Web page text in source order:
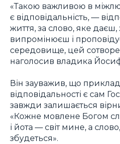
«Такою важливою в
є відповідальність, —
життя, за слово, яке даєш,
випромінюєш і
середовище, цей
наголосив владика
Він зауважив, що
відповідальності є сам
завжди залишається
«Кожне мовлене Богом
і йота — світ мине, а
збудеться».